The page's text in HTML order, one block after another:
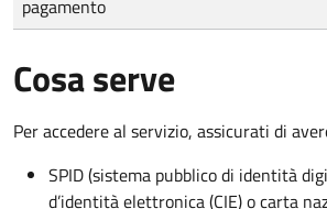
pagamento
Cosa serve
Per accedere al servizio, assicurati di
SPID (sistema pubblico di identità
d’identità elettronica (CIE) o carta